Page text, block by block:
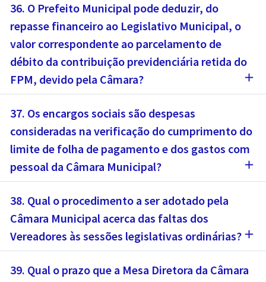
36. O Prefeito Municipal pode deduzir, do
repasse financeiro ao Legislativo Municipal, o
valor correspondente ao parcelamento de
débito da contribuição previdenciária retida do
FPM, devido pela Câmara?
add
37. Os encargos sociais são despesas
consideradas na verificação do cumprimento do
limite de folha de pagamento e dos gastos com
pessoal da Câmara Municipal?
add
38. Qual o procedimento a ser adotado pela
Câmara Municipal acerca das faltas dos
Vereadores às sessões legislativas ordinárias? add
39. Qual o prazo que a Mesa Diretora da Câmara